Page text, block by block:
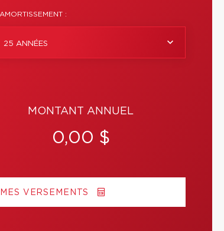
AMORTISSEMENT :
25 ANNÉES
MONTANT ANNUEL
0,00 $
VERSEMENTS